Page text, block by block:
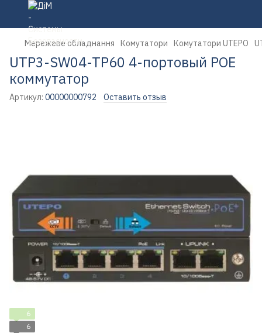
Мережеве обладнання Комутатори Комутатори UTEPO
UTP3-SW04-TP60 4-портовый POE
коммутатор
Артикул: 00000000792 Оставить отзыв
6
6